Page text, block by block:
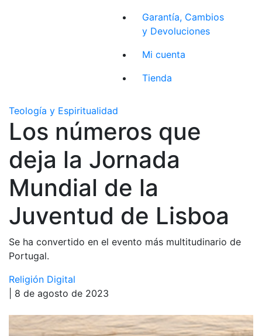
Garantía, Cambios
y Devoluciones
Mi cuenta
Tienda
Teología y Espiritualidad
Los números que
deja la Jornada
Mundial de la
Juventud de Lisboa
Se ha convertido en el evento más multitudinario de
Portugal.
Religión Digital
| 8 de agosto de 2023